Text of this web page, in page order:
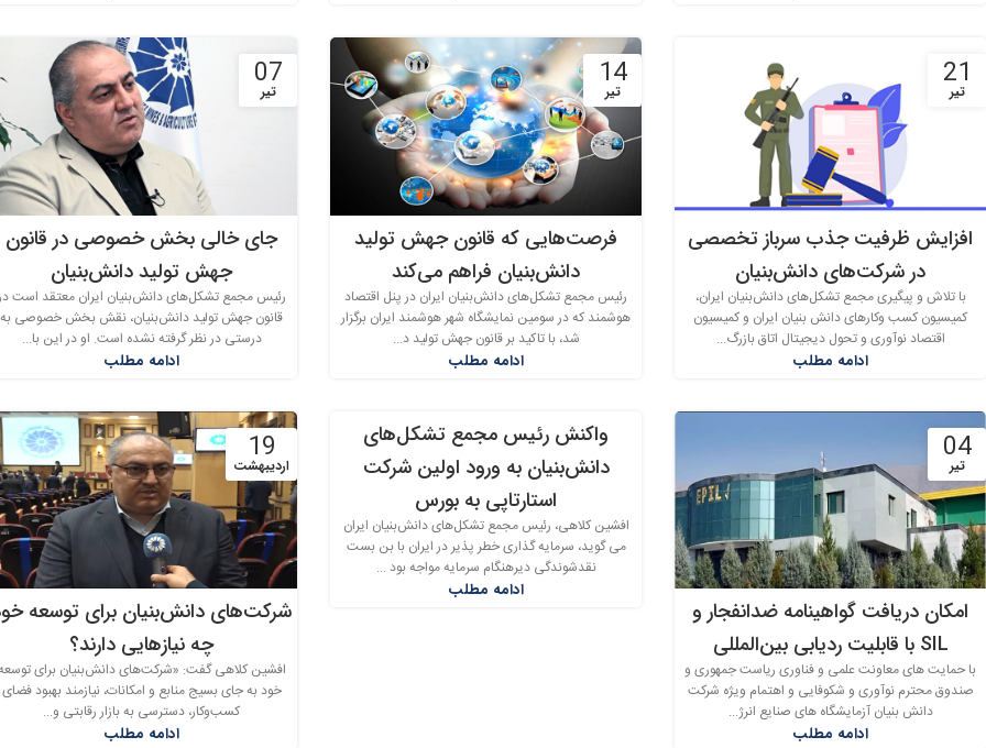
21
تیر
افزایش ظرفیت جذب سرباز تخصصی
در شرکت‌های دانش‌بنیان‌
با تلاش و پیگیری مجمع تشکل‌های دانش‌بنیان ایران،
کمیسیون کسب وکارهای دانش بنیان ایران و کمیسیون
اقتصاد نوآوری و تحول دیجیتال اتاق بازرگ...
ادامه مطلب
14
تیر
فرصت‌هایی که قانون جهش تولید
دانش‌بنیان فراهم می‌کند
رئیس مجمع تشکل‌های دانش‌بنیان ایران در پنل اقتصاد
هوشمند که در سومین نمایشگاه شهر هوشمند ایران برگزار
شد، با تاکید بر قانون جهش تولید د...
ادامه مطلب
07
تیر
جای خالی بخش خصوصی در قانون
جهش تولید دانش‌بنیان
رئیس مجمع تشکل‌های دانش‌بنیان ایران معتقد است
قانون جهش تولید دانش‌بنیان، نقش بخش خصوصی به
درستی در نظر گرفته نشده است. او در این با...
ادامه مطلب
04
تیر
امکان دریافت گواهینامه ضدانفجار و
SIL با قابلیت ردیابی بین‎‎‌المللی
با حمایت­ های معاونت علمی و فناوری ریاست جمهوری و
صندوق محترم نوآوری و شکوفایی و اهتمام ویژه شرکت
دانش ­بنیان آزمایشگاه ­های صنایع انرژ...
ادامه مطلب
واکنش رئیس مجمع تشکل‌های
دانش‌بنیان به ورود اولین شرکت
استارتاپی به بورس
افشین کلاهی، رئیس مجمع تشکل‌های دانش‌بنیان ایران
می گوید، سرمایه گذاری خطر پذیر در ایران با بن بست
نقدشوندگی دیرهنگام سرمایه مواجه بود ...
ادامه مطلب
19
اردیبهشت
شرکت‌های دانش‌بنیان برای توسعه
چه نیازهایی دارند؟
افشین کلاهی گفت: «شرکت‌های دانش‌بنیان برای
خود به جای بسیج منابع و امکانات، نیازمند بهبود فضای
کسب‌وکار، دسترسی به بازار رقابتی و...
ادامه مطلب